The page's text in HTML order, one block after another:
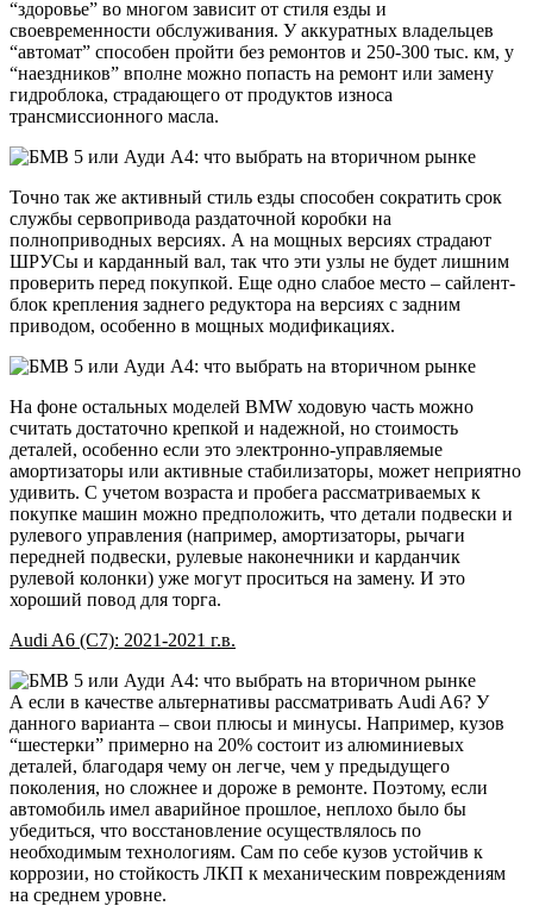
“здоровье” во многом зависит от стиля езды и
своевременности обслуживания. У аккуратных владельцев
“автомат” способен пройти без ремонтов и 250-300 тыс. км, у
“наездников” вполне можно попасть на ремонт или замену
гидроблока, страдающего от продуктов износа
трансмиссионного масла.
Точно так же активный стиль езды способен сократить срок
службы сервопривода раздаточной коробки на
полноприводных версиях. А на мощных версиях страдают
ШРУСы и карданный вал, так что эти узлы не будет лишним
проверить перед покупкой. Еще одно слабое место – сайлент-
блок крепления заднего редуктора на версиях с задним
приводом, особенно в мощных модификациях.
На фоне остальных моделей BMW ходовую часть можно
считать достаточно крепкой и надежной, но стоимость
деталей, особенно если это электронно-управляемые
амортизаторы или активные стабилизаторы, может неприятно
удивить. С учетом возраста и пробега рассматриваемых к
покупке машин можно предположить, что детали подвески и
рулевого управления (например, амортизаторы, рычаги
передней подвески, рулевые наконечники и карданчик
рулевой колонки) уже могут проситься на замену. И это
хороший повод для торга.
Audi A6 (C7): 2021-2021 г.в.
А если в качестве альтернативы рассматривать Audi A6? У
данного варианта – свои плюсы и минусы. Например, кузов
“шестерки” примерно на 20% состоит из алюминиевых
деталей, благодаря чему он легче, чем у предыдущего
поколения, но сложнее и дороже в ремонте. Поэтому, если
автомобиль имел аварийное прошлое, неплохо было бы
убедиться, что восстановление осуществлялось по
необходимым технологиям. Сам по себе кузов устойчив к
коррозии, но стойкость ЛКП к механическим повреждениям
на среднем уровне.